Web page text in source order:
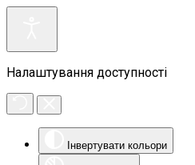
Налаштування доступності
Інвертувати кольори